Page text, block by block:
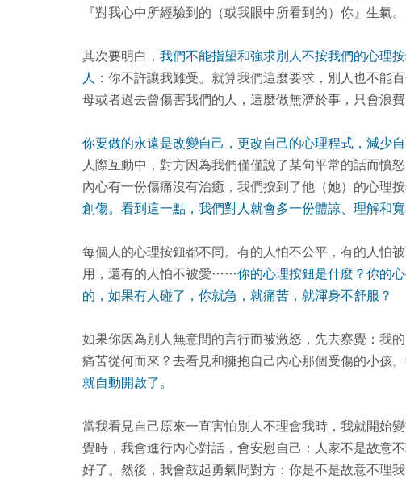
『對我心中所經驗到的（或我眼中所看到的）你』生氣。
其次要明白， 我們不能指望和強求別人不按我們的心理
人 ：你不許讓我難受。就算我們這麼要求，別人也不能
母或者過去曾傷害我們的人，這麼做無濟於事，只會浪
你要做的永遠是改變自己，更改自己的心理程式，減少
人際互動中，對方因為我們僅僅說了某句平常的話而憤
內心有一份傷痛沒有治癒，我們按到了他（她）的心理按
創傷。看到這一點，我們對人就會多一份體諒、理解和寬
每個人的心理按鈕都不同。有的人怕不公平，有的人怕
用，還有的人怕不被愛……你的心理按鈕是什麼？你的
的，如果有人碰了，你就急，就痛苦，就渾身不舒服？
如果你因為別人無意間的言行而被激怒，先去察覺：我
痛苦從何而來？去看見和擁抱自己內心那個受傷的小孩。
就自動開啟了。
當我看見自己原來一直害怕別人不理會我時，我就開始
覺時，我會進行內心對話，會安慰自己：人家不是故意
好了。然後，我會鼓起勇氣問對方：你是不是故意不理